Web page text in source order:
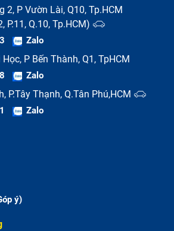
2, P Vườn Lài, Q10, Tp.HCM
P.11, Q.10, Tp.HCM)
Zalo
P Bến Thành, Q1, TpHCM
Zalo
P.Tây Thạnh, Q.Tân Phú,HCM
Zalo
ý)